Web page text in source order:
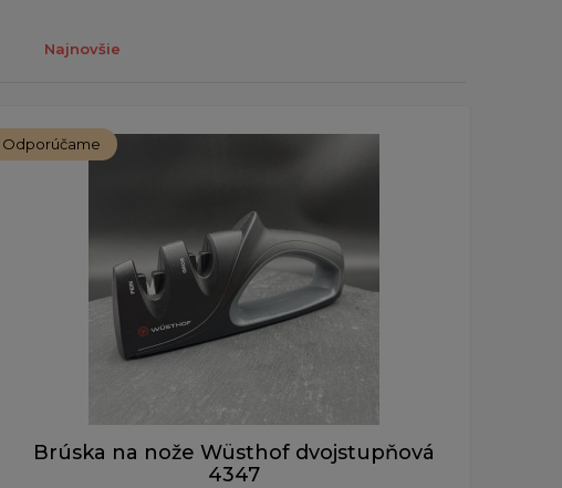
Najnovšie
Odporúčame
Brúska na nože Wüsthof dvojstupňová
4347